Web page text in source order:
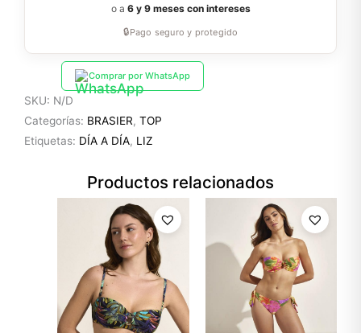
o a 6 y 9 meses con intereses
🔒Pago seguro y protegido
Comprar por WhatsApp
SKU: N/D
Categorías: BRASIER, TOP
Etiquetas: DÍA A DÍA, LIZ
Productos relacionados